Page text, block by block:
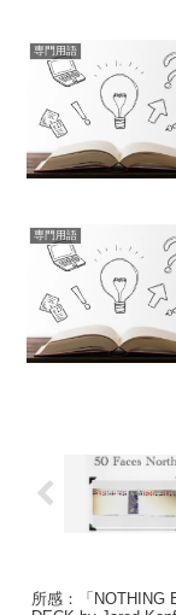
専門用語
専門用語
所感：「NOTHING